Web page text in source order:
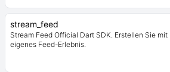
stream_feed
Stream Feed Official Dart SDK. Erstellen Sie
eigenes Feed-Erlebnis.